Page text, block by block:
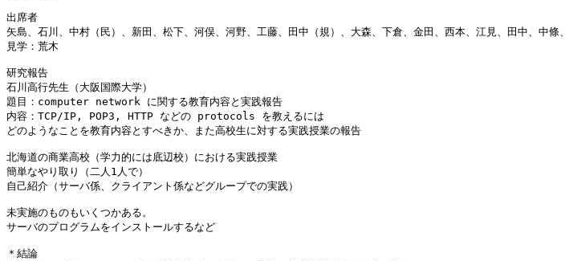
出席者
矢島、石川、中村（民）、新田、松下、河俣、河野、工藤、田中（規）、大森、下倉、金田、西本、江見、田中、中條、
見学：荒木
研究報告
石川高行先生（大阪国際大学）
題目：computer network に関する教育内容と実践報告
内容：TCP/IP, POP3, HTTP などの protocols を教えるには
どのようなことを教育内容とすべきか、また高校生に対する実践授業の報告
北海道の商業高校（学力的には底辺校）における実践授業
簡単なやり取り（二人1人で）
自己紹介（サーバ係、クライアント係などグループでの実践）
未実施のものもいくつかある。
サーバのプログラムをインストールするなど
＊結論